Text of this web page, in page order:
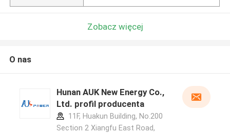
Zobacz więcej
O nas
Hunan AUK New Energy Co.,
Ltd. profil producenta
11F, Huakun Building, No.200
Section 2 Xiangfu East Road,